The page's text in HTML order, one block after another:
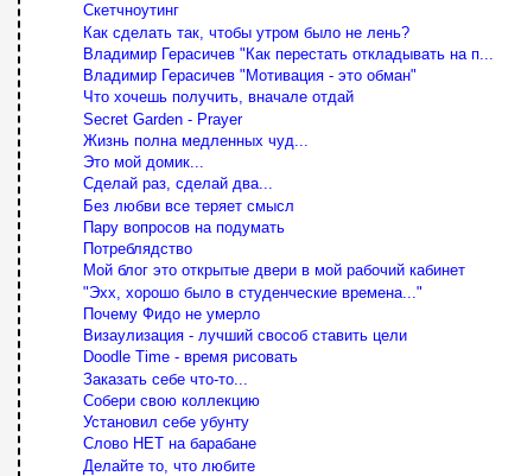
Скетчноутинг
Как сделать так, чтобы утром было не лень?
Владимир Герасичев "Как перестать откладывать на п...
Владимир Герасичев "Мотивация - это обман"
Что хочешь получить, вначале отдай
Secret Garden - Prayer
Жизнь полна медленных чуд...
Это мой домик...
Сделай раз, сделай два...
Без любви все теряет смысл
Пару вопросов на подумать
Потреблядство
Мой блог это открытые двери в мой рабочий кабинет
"Эхх, хорошо было в студенческие времена..."
Почему Фидо не умерло
Визаулизация - лучший свособ ставить цели
Doodle Time - время рисовать
Заказать себе что-то...
Собери свою коллекцию
Установил себе убунту
Слово НЕТ на барабане
Делайте то, что любите